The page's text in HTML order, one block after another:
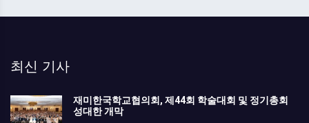
최신 기사
재미한국학교협의회, 제44회 학술대회 및 정기총회
성대한 개막